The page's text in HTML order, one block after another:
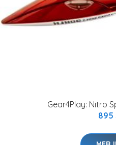
Gear4Play: Nitro
895